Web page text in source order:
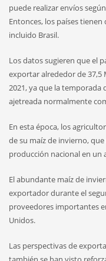
puede realizar envíos
Entonces, los países
incluido Brasil.
Los datos sugieren que el
exportar alrededor de 37,5
2021, ya que la temporada
ajetreada normalmente
En esta época, los
de su maíz de invierno,
producción nacional en un
El abundante maíz de
exportador durante el
proveedores importantes
Unidos.
Las perspectivas de